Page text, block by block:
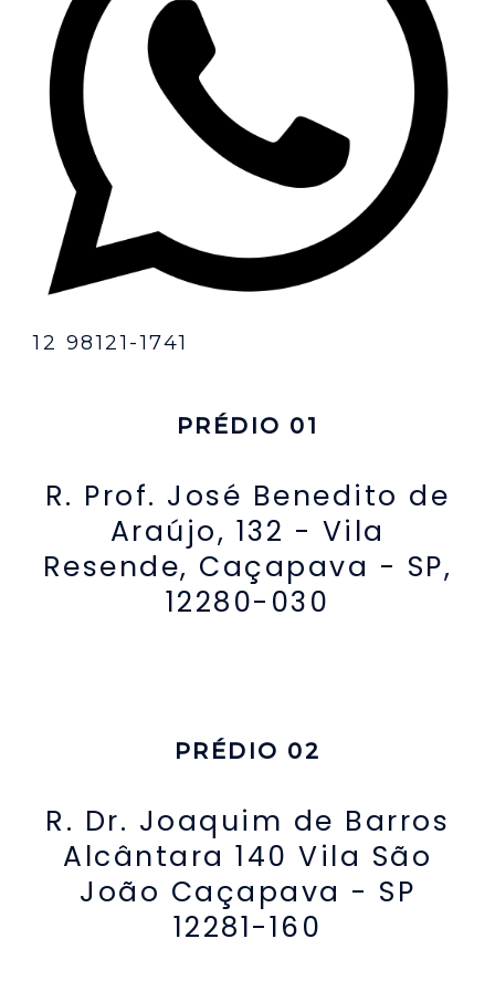
12 98121-1741
PRÉDIO 01
R. Prof. José Benedito de
Araújo, 132 - Vila
Resende, Caçapava - SP,
12280-030
PRÉDIO 02
R. Dr. Joaquim de Barros
Alcântara 140 Vila São
João Caçapava - SP
12281-160